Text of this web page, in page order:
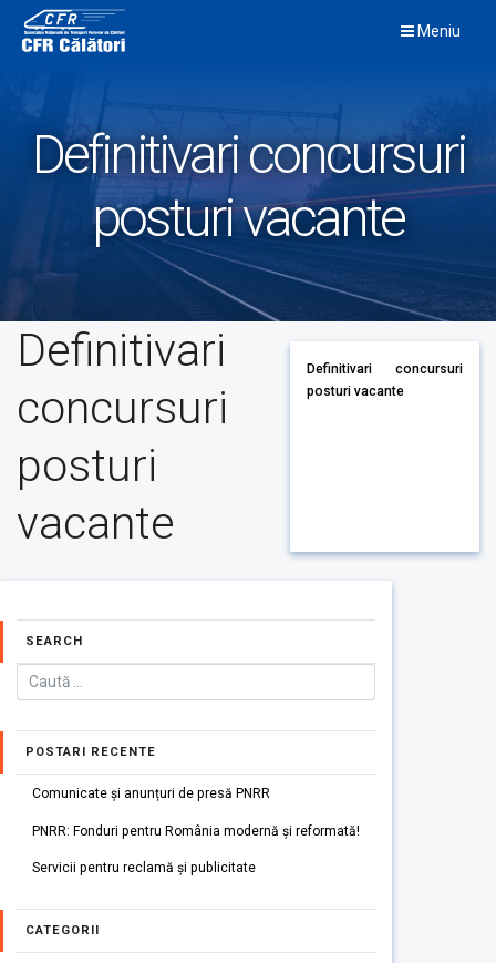
content
Meniu
Definitivari concursuri
posturi vacante
Definitivari
concursuri
posturi
vacante
Definitivari concursuri
posturi vacante
SEARCH
POSTARI RECENTE
Comunicate și anunțuri de presă PNRR
PNRR: Fonduri pentru România modernă și reformată!
Servicii pentru reclamă și publicitate
CATEGORII